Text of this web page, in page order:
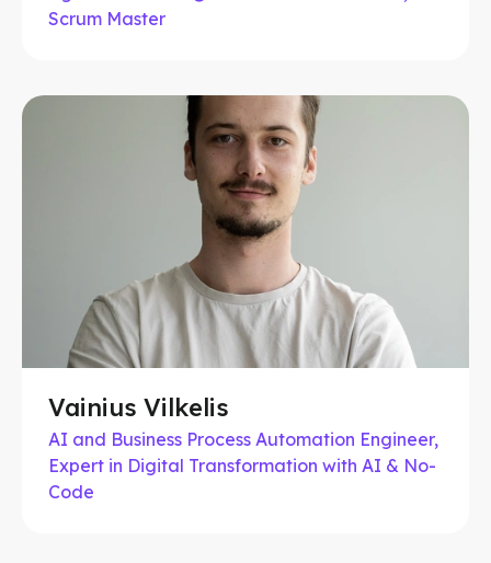
Scrum Master
Vainius Vilkelis
AI and Business Process Automation Engineer,
Expert in Digital Transformation with AI & No-
Code